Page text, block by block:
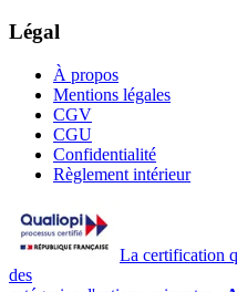
Légal
À propos
Mentions légales
CGV
CGU
Confidentialité
Règlement intérieur
La certification
des